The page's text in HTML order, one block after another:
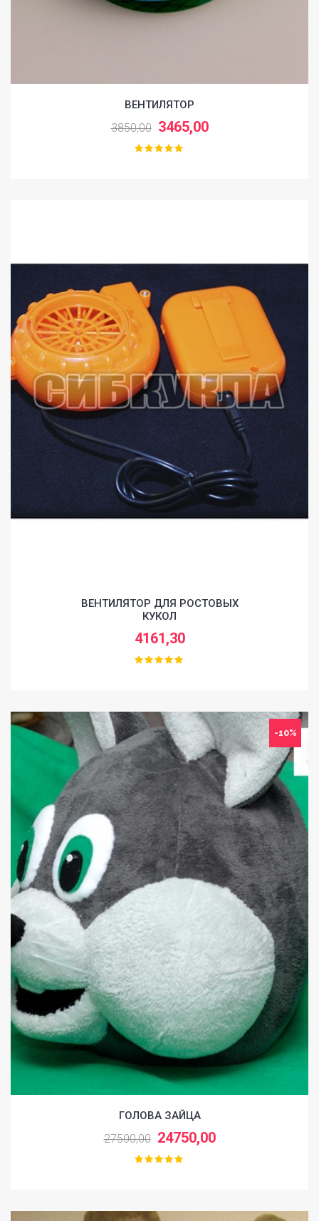
ВЕНТИЛЯТОР
3850,00 3465,00
ВЕНТИЛЯТОР ДЛЯ РОСТОВЫХ
КУКОЛ
4161,30
-10%
ГОЛОВА ЗАЙЦА
27500,00 24750,00